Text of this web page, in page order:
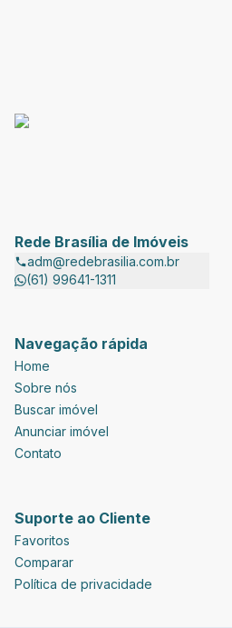
Rede Brasília de Imóveis
adm@redebrasilia.com.br
(61) 99641-1311
Navegação rápida
Home
Sobre nós
Buscar imóvel
Anunciar imóvel
Contato
Suporte ao Cliente
Favoritos
Comparar
Política de privacidade